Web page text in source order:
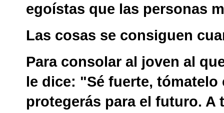
egoístas que las personas
Las cosas se consiguen
Para consolar al joven al
le dice: "Sé fuerte,
protegerás para el futuro. A